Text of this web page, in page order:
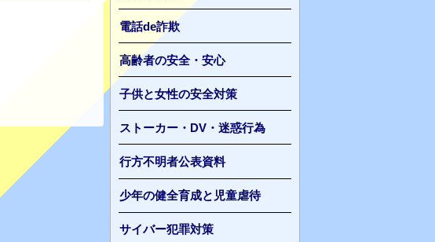
電話de詐欺
高齢者の安全・安心
子供と女性の安全対策
ストーカー・DV・迷惑行為
行方不明者公表資料
少年の健全育成と児童虐待
サイバー犯罪対策